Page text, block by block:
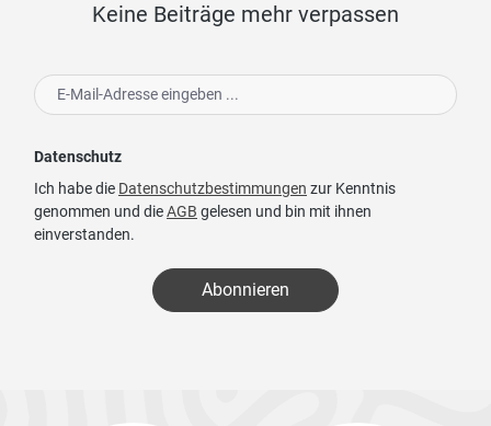
Keine Beiträge mehr verpassen
Datenschutz
Ich habe die Datenschutzbestimmungen zur Kenntnis
genommen und dieAGB gelesen und bin mit ihnen
einverstanden.
Abonnieren